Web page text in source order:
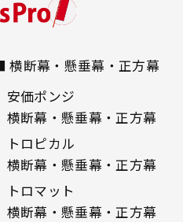
横断幕・懸垂幕・正方幕
安価ポンジ
横断幕・懸垂幕・正方幕
トロピカル
横断幕・懸垂幕・正方幕
トロマット
横断幕・懸垂幕・正方幕